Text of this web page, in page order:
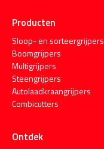
Producten
Sloop- en sorteergrijpers
Boomgrijpers
Multigrijpers
Steengrijpers
Autolaadkraangrijpers
Combicutters
Ontdek